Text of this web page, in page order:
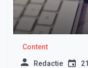
Content
Redactie